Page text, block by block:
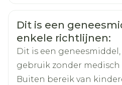
epilepsie (bijvoorbeeld
barbituraten,
onttrekkingsbloeding
Starten de eerste dag
Merken Mithra
Breedte 50 mm
Dit is een
enkele richtlijnen:
Dit is een
gebruik zonder medisch
Buiten bereik van